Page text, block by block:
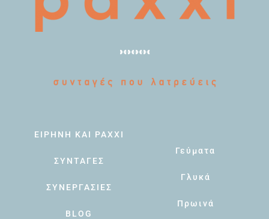
ΕΙΡΗΝΗ ΚΑΙ PAXXI
ΣΥΝΤΑΓΕΣ
ΣΥΝΕΡΓΑΣΙΕΣ
BLOG
Γεύματα
Γλυκά
Πρωινά